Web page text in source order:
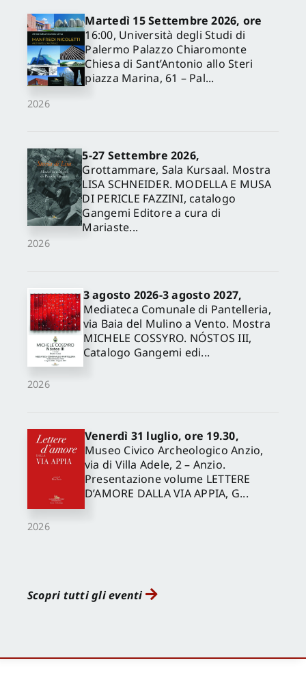
2026
Martedì 15 Settembre 2026, ore
16:00, Università degli Studi di
Palermo Palazzo Chiaromonte
Chiesa di Sant’Antonio allo Steri
piazza Marina, 61 – Pal...
2026
5-27 Settembre 2026,
Grottammare, Sala Kursaal. Mostra
LISA SCHNEIDER. MODELLA E MUSA
DI PERICLE FAZZINI, catalogo
Gangemi Editore a cura di
Mariaste...
2026
3 agosto 2026-3 agosto 2027,
Mediateca Comunale di Pantelleria,
via Baia del Mulino a Vento. Mostra
MICHELE COSSYRO. NÓSTOS III,
Catalogo Gangemi edi...
2026
Venerdì 31 luglio, ore 19.30,
Museo Civico Archeologico Anzio,
via di Villa Adele, 2 – Anzio.
Presentazione volume LETTERE
D’AMORE DALLA VIA APPIA, G...
Scopri tutti gli eventi